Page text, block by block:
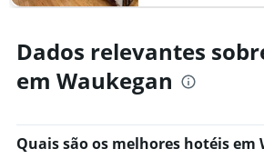
Dados relevantes
em Waukegan
Quais são os melhores hotéis em